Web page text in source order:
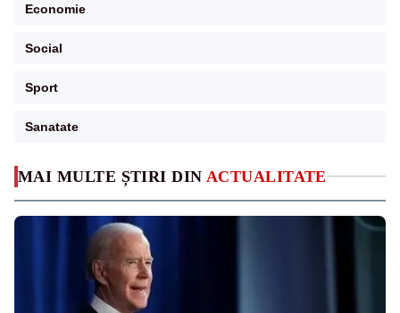
MAI MULTE ȘTIRI DIN ACTUALITATE
Economie
Social
Sport
Sanatate